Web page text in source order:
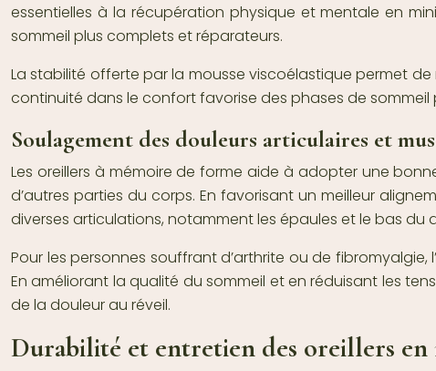
essentielles à la récupération physique et mentale en
sommeil plus complets et réparateurs.
La stabilité offerte par la mousse viscoélastique permet
continuité dans le confort favorise des phases de
Soulagement des douleurs articulaires et
Les oreillers à mémoire de forme aide à adopter une
d’autres parties du corps. En favorisant un meilleur
diverses articulations, notamment les épaules et le bas du
Pour les personnes souffrant d’arthrite ou de
En améliorant la qualité du sommeil et en réduisant les
de la douleur au réveil.
Durabilité et entretien des oreillers en